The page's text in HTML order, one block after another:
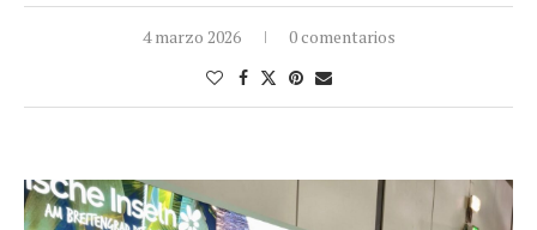
4 marzo 2026 0 comentarios